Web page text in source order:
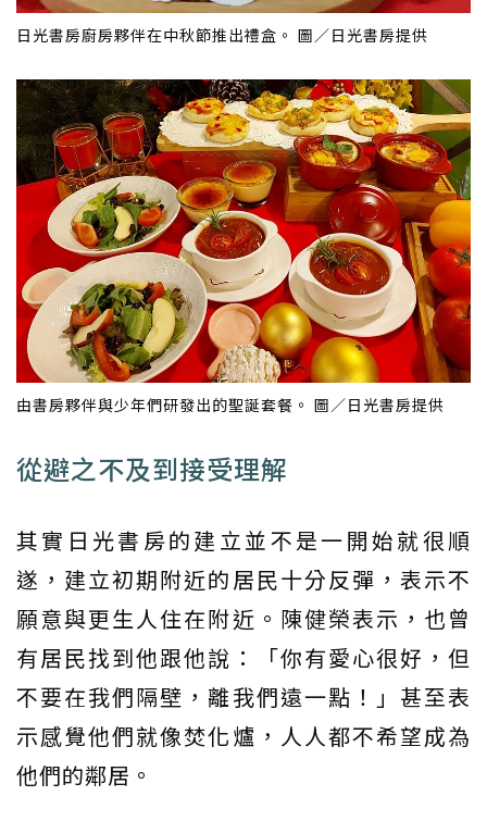
日光書房廚房夥伴在中秋節推出禮盒。 圖／日光書房提供
由書房夥伴與少年們研發出的聖誕套餐。 圖／日光書房提供
從避之不及到接受理解
其實日光書房的建立並不是一開始就很順
遂，建立初期附近的居民十分反彈，表示不
願意與更生人住在附近。陳健榮表示，也曾
有居民找到他跟他說：「你有愛心很好，但
不要在我們隔壁，離我們遠一點！」甚至表
示感覺他們就像焚化爐，人人都不希望成為
他們的鄰居。